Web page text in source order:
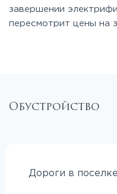
завершении
пересмотрит цены на
Обустройство
Дороги в поселке